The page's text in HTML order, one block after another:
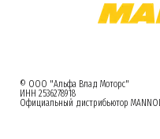
© ООО "Альфа Влад Моторс"
ИНН 2536278918
Официальный дистрибьютор